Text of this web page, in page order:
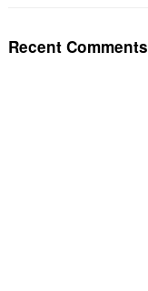
Recent Comments